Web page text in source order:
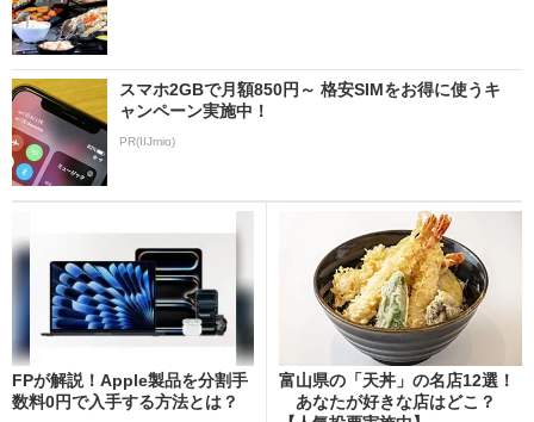
スマホ2GBで月額850円～ 格安SIMをお得に使うキ
ャンペーン実施中！
PR(IIJmio)
FPが解説！Apple製品を分割手
数料0円で入手する方法とは？
富山県の「天丼」の名店12選！
あなたが好きな店はどこ？